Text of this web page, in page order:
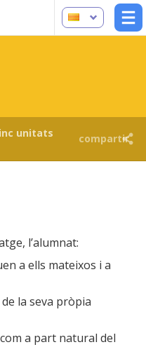
unitats
compartir
l’alumnat:
a ells mateixos i a
la seva pròpia
a part natural del